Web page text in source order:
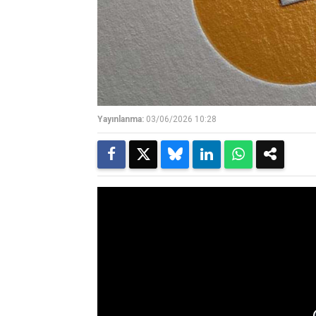
Yayınlanma: 03/06/2026 10:28